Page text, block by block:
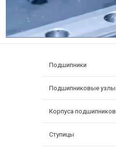
Подшипники
Подшипниковые узлы
Корпуса подшипников
Ступицы